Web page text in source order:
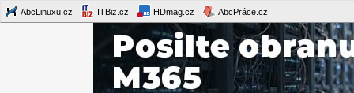
AbcLinuxu.cz ITBiz.cz HDmag.cz AbcPráce.cz